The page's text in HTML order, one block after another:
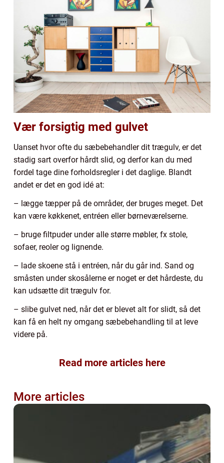
Vær forsigtig med gulvet
Uanset hvor ofte du sæbebehandler dit trægulv, er det
stadig sart overfor hårdt slid, og derfor kan du med
fordel tage dine forholdsregler i det daglige. Blandt
andet er det en god idé at:
– lægge tæpper på de områder, der bruges meget. Det
kan være køkkenet, entréen eller børneværelserne.
– bruge filtpuder under alle større møbler, fx stole,
sofaer, reoler og lignende.
– lade skoene stå i entréen, når du går ind. Sand og
småsten under skosålerne er noget er det hårdeste, du
kan udsætte dit trægulv for.
– slibe gulvet ned, når det er blevet alt for slidt, så det
kan få en helt ny omgang sæbebehandling til at leve
videre på.
Read more articles here
More articles